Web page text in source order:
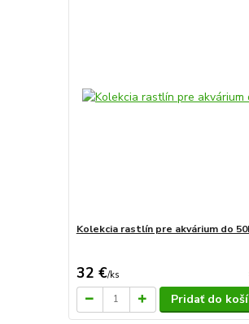
Kolekcia rastlín pre akvárium do
32 €/ks
Pridať do